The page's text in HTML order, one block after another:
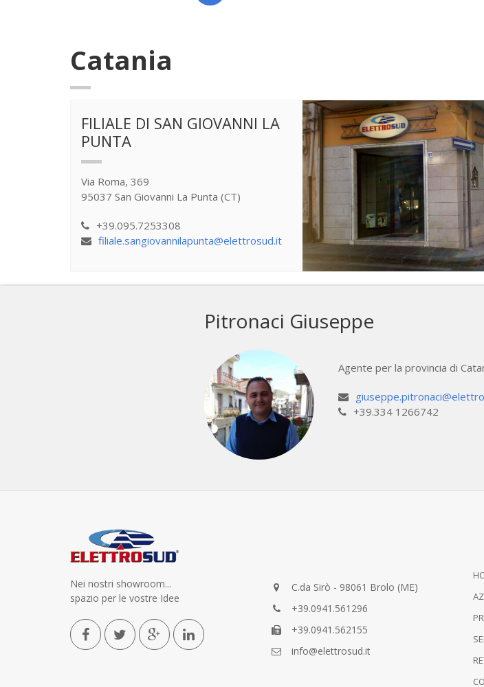
Catania
FILIALE DI SAN GIOVANNI LA
PUNTA
Via Roma, 369
95037 San Giovanni La Punta (CT)
+39.095.7253308
filiale.sangiovannilapunta@elettrosud.it
Pitronaci Giuseppe
Agente per la provincia di
+39.334 1266742
Nei nostri showroom...
spazio per le vostre Idee
C.da Sirò - 98061 Brolo (ME)
+39.0941.561296
+39.0941.562155
info@elettrosud.it